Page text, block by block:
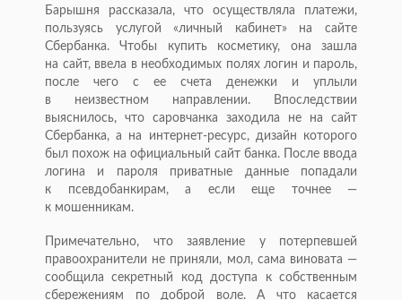
Барышня рассказала, что осуществляла платежи,
пользуясь услугой «личный кабинет» на сайте
Сбербанка. Чтобы купить косметику, она зашла
на сайт, ввела в необходимых полях логин и пароль,
после чего с ее счета денежки и уплыли
в неизвестном направлении. Впоследствии
выяснилось, что саровчанка заходила не на сайт
Сбербанка, а на интернет-ресурс, дизайн которого
был похож на официальный сайт банка. После ввода
логина и пароля приватные данные попадали
к псевдобанкирам, а если еще точнее —
к мошенникам.
Примечательно, что заявление у потерпевшей
правоохранители не приняли, мол, сама виновата —
сообщила секретный код доступа к собственным
сбережениям по доброй воле. А что касается